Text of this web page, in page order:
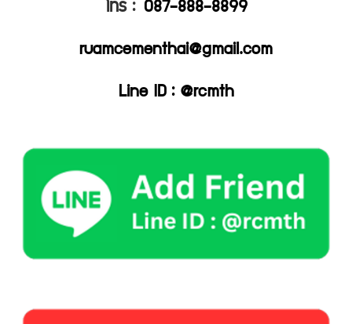
โทร : 087-888-8899
ruamcementhai@gmail.com
Line ID : @rcmth